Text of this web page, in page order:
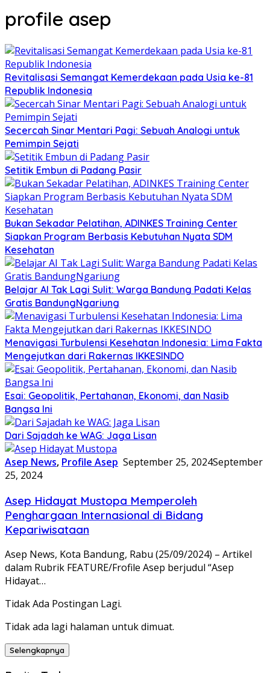
profile asep
Revitalisasi Semangat Kemerdekaan pada Usia ke-81
Republik Indonesia
Secercah Sinar Mentari Pagi: Sebuah Analogi untuk
Pemimpin Sejati
Setitik Embun di Padang Pasir
Bukan Sekadar Pelatihan, ADINKES Training Center
Siapkan Program Berbasis Kebutuhan Nyata SDM
Kesehatan
Belajar AI Tak Lagi Sulit: Warga Bandung Padati Kelas
Gratis BandungNgariung
Menavigasi Turbulensi Kesehatan Indonesia: Lima Fakta
Mengejutkan dari Rakernas IKKESINDO
Esai: Geopolitik, Pertahanan, Ekonomi, dan Nasib
Bangsa Ini
Dari Sajadah ke WAG: Jaga Lisan
Asep News, Profile Asep September 25, 2024September
25, 2024
Asep Hidayat Mustopa Memperoleh
Penghargaan Internasional di Bidang
Kepariwisataan
Asep News, Kota Bandung, Rabu (25/09/2024) – Artikel
dalam Rubrik FEATURE/Frofile Asep berjudul “Asep
Hidayat…
Tidak Ada Postingan Lagi.
Tidak ada lagi halaman untuk dimuat.
Selengkapnya